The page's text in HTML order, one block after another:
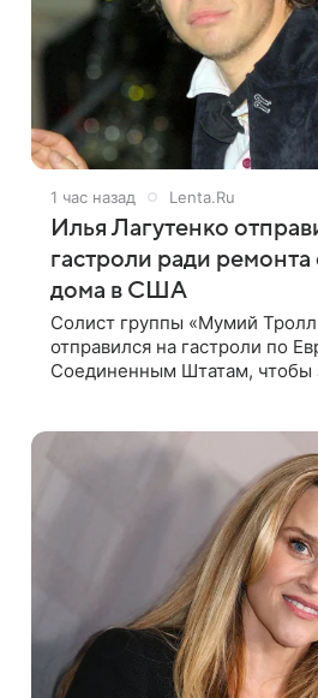
1 час назад Lenta.Ru
Илья Лагутенко
гастроли ради
дома в США
Солист группы «Мумий
отправился на гастроли по
Соединенным Штатам, чтобы